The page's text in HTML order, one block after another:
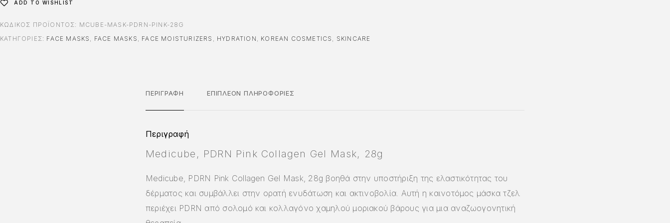
ADD TO WISHLIST
ΚΩΔΙΚΌΣ ΠΡΟΪΌΝΤΟΣ: MCUBE-MASK-PDRN-PINK-28G
ΚΑΤΗΓΟΡΊΕΣ: FACE MASKS FACE MASKS FACE MOISTURIZERS HYDRATION KOREAN COSMETICS SKINCARE
ΠΕΡΙΓΡΑΦΉ ΕΠΙΠΛΈΟΝ ΠΛΗΡΟΦΟΡΊΕΣ
Περιγραφή
Medicube, PDRN Pink Collagen Gel Mask, 28g
Medicube, PDRN Pink Collagen Gel Mask, 28g βοηθά στην υποστήριξη της ελαστικότητας του
δέρματος και συμβάλλει στην ορατή ενυδάτωση και ακτινοβολία. Αυτή η καινοτόμος μάσκα τζελ
περιέχει PDRN από σολομό και κολλαγόνο χαμηλού μοριακού βάρους για μια αναζωογονητική